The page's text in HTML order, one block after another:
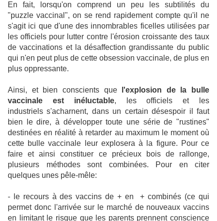
En fait, lorsqu'on comprend un peu les subtilités du
"puzzle vaccinal", on se rend rapidement compte qu'il ne
s'agit ici que d'une des innombrables ficelles utilisées par
les officiels pour lutter contre l'érosion croissante des taux
de vaccinations et la désaffection grandissante du public
qui n'en peut plus de cette obsession vaccinale, de plus en
plus oppressante.
Ainsi, et bien conscients que
l'explosion de la bulle
vaccinale est inéluctable, les officiels et les
industriels s'acharnent, dans un certain désespoir il faut
bien le dire, à développer toute une série de "rustines"
destinées en réalité à retarder au maximum le moment où
cette bulle vaccinale leur explosera à la figure. Pour ce
faire et ainsi constituer ce précieux bois de rallonge,
plusieurs méthodes sont combinées. Pour en citer
quelques unes pêle-mêle:
- le recours à des vaccins de + en + combinés (ce qui
permet donc l'arrivée sur le marché de nouveaux vaccins
en limitant le risque que les parents prennent conscience